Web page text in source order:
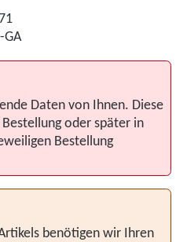
GA
Daten von Ihnen. Diese
Bestellung oder später in
Bestellung
benötigen wir Ihren